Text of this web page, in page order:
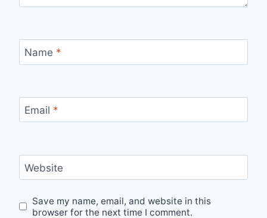
Name *
Email *
Website
Save my name, email, and website in this
browser for the next time I comment.